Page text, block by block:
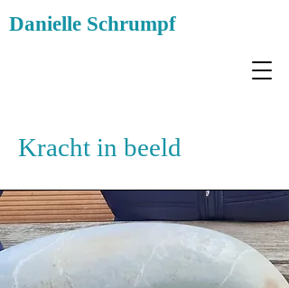
Danielle Schrumpf
Kracht in beeld